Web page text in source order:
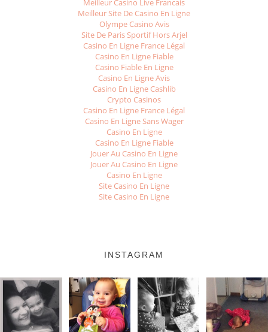
Meilleur Casino Live Francais
Meilleur Site De Casino En Ligne
Olympe Casino Avis
Site De Paris Sportif Hors Arjel
Casino En Ligne France Légal
Casino En Ligne Fiable
Casino Fiable En Ligne
Casino En Ligne Avis
Casino En Ligne Cashlib
Crypto Casinos
Casino En Ligne France Légal
Casino En Ligne Sans Wager
Casino En Ligne
Casino En Ligne Fiable
Jouer Au Casino En Ligne
Jouer Au Casino En Ligne
Casino En Ligne
Site Casino En Ligne
Site Casino En Ligne
INSTAGRAM